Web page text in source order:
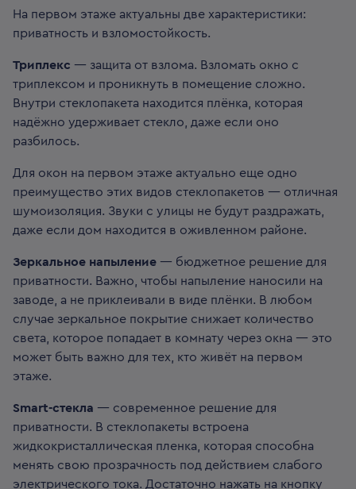
На первом этаже актуальны две характеристики:
приватность и взломостойкость.
Триплекс — защита от взлома. Взломать окно с
триплексом и проникнуть в помещение сложно.
Внутри стеклопакета находится плёнка, которая
надёжно удерживает стекло, даже если оно
разбилось.
Для окон на первом этаже актуально еще одно
преимущество этих видов стеклопакетов — отличная
шумоизоляция. Звуки с улицы не будут раздражать,
даже если дом находится в оживленном районе.
Зеркальное напыление — бюджетное решение для
приватности. Важно, чтобы напыление наносили на
заводе, а не приклеивали в виде плёнки. В любом
случае зеркальное покрытие снижает количество
света, которое попадает в комнату через окна — это
может быть важно для тех, кто живёт на первом
этаже.
Smart-стекла — современное решение для
приватности. В стеклопакеты встроена
жидкокристаллическая пленка, которая способна
менять свою прозрачность под действием слабого
электрического тока. Достаточно нажать на кнопку